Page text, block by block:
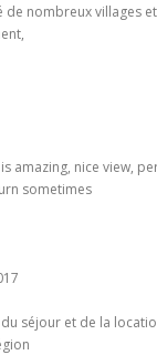
de nombreux villages
amazing, nice view,
sometimes
séjour et de la